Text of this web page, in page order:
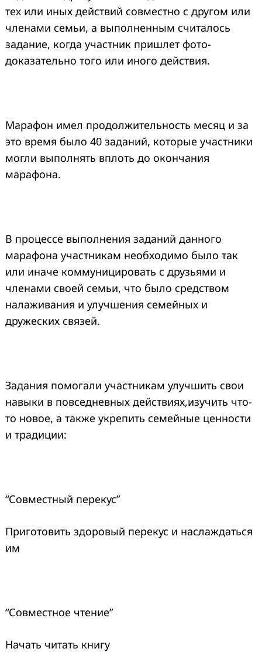
тех или иных действий совместно с другом или
членами семьи, а выполненным считалось
задание, когда участник пришлет фото-
доказательно того или иного действия.
Марафон имел продолжительность месяц и за
это время было 40 заданий, которые участники
могли выполнять вплоть до окончания
марафона.
В процессе выполнения заданий данного
марафона участникам необходимо было так
или иначе коммуницировать с друзьями и
членами своей семьи, что было средством
налаживания и улучшения семейных и
дружеских связей.
Задания помогали участникам улучшить свои
навыки в повседневных действиях,изучить что-
то новое, а также укрепить семейные ценности
и традиции:
“Совместный перекус”
Приготовить здоровый перекус и наслаждаться
им
“Совместное чтение”
Начать читать книгу